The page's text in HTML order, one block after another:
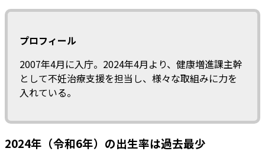
プロフィール
2007年4月に入庁。2024年4月より、健康増進課主幹
として不妊治療支援を担当し、様々な取組みに力を
入れている。
2024年（令和6年）の出生率は過去最少